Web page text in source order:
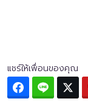
แชร์ให้เพื่อนของคุณ
Facebook
Line